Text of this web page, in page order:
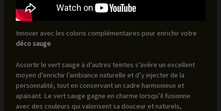
Innover avec les coloris complémentaires pour enrichir votre
déco sauge
Assortir le vert sauge à d’autres teintes s’avère un excellent
moyen d’enrichir l’ambiance naturelle et d’y injecter de la
personnalité, tout en conservant un cadre harmonieux et
apaisant. Le vert sauge gagne en charme lorsqu’il fusionne
avec des couleurs qui valorisent sa douceur et naturels,